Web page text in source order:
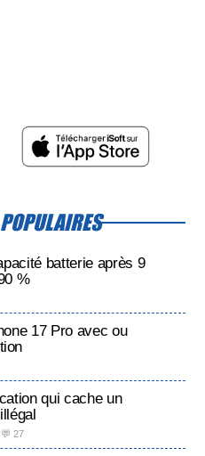
batterie après 9
%
17 Pro avec ou
qui cache un
💬 27